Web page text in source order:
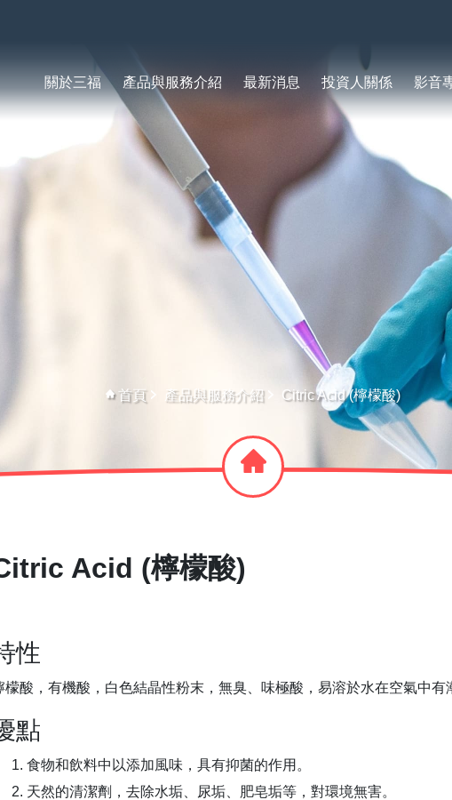
關於三福 產品與服務介紹 最新消息 投資人關係 影音
首頁 產品與服務介紹 Citric Acid (檸檬酸)
Acid (檸檬酸)
性
檬酸，有機酸，白色結晶性粉末，無臭、味極酸，易溶於水在空氣中有
點
食物和飲料中以添加風味，具有抑菌的作用。
天然的清潔劑，去除水垢、尿垢、肥皂垢等，對環境無害。